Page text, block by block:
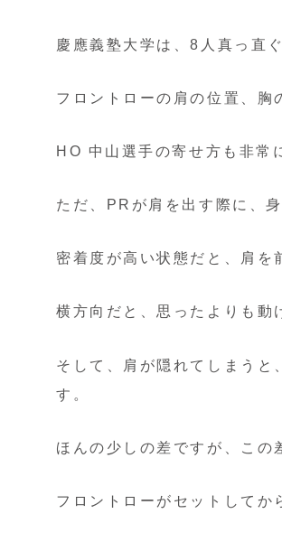
慶應義塾大学は、8人真っ直
フロントローの肩の位置、胸
HO 中山選手の寄せ方も非常
ただ、PRが肩を出す際に、
密着度が高い状態だと、肩を
横方向だと、思ったよりも動
そして、肩が隠れてしまう
す。
ほんの少しの差ですが、この
フロントローがセットしてか